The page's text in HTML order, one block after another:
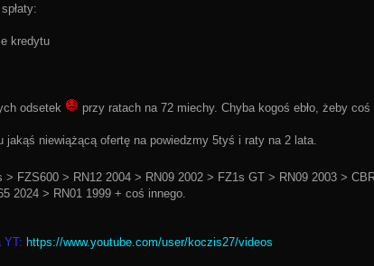
kredytu
odsetek przy ratach na 72 miechy. Chyba kogoś ebło, żeby
jakąś niewiążącą ofertę na powiedzmy 5tyś i raty na 2 lata.
> FZS600 > RN12 2004 > RN09 2002 > FZ1s GT > RN09 2003 >
2024 > RN01 1999 + coś innego.
YT: https://www.youtube.com/user/koczis27/videos